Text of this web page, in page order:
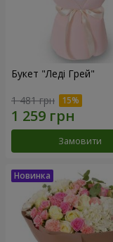
Букет "Леді Грей"
1 481 грн
Замовити